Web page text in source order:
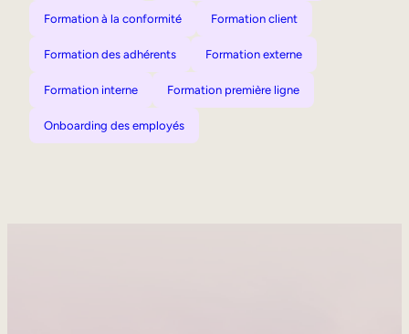
Formation à la conformité Formation client
Formation des adhérents Formation externe
Formation interne Formation première ligne
Onboarding des employés